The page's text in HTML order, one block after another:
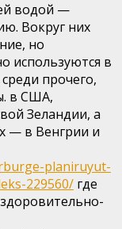
водой —
Вокруг них
но
используются в
прочего,
в США,
Зеландии, а
— в Венгрии и
planiruyut-
229560/ где